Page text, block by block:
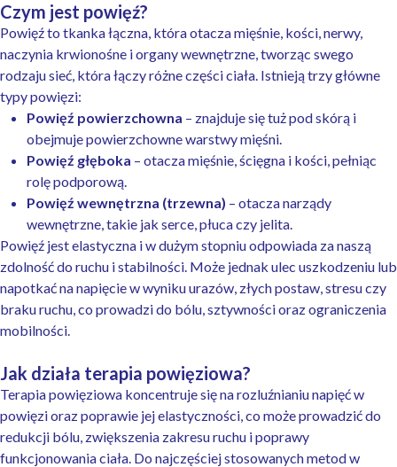
Czym jest powięź?
Powięź to tkanka łączna, która otacza mięśnie, kości, nerwy,
naczynia krwionośne i organy wewnętrzne, tworząc swego
rodzaju sieć, która łączy różne części ciała. Istnieją trzy główne
typy powięzi:
Powięź powierzchowna – znajduje się tuż pod skórą i
obejmuje powierzchowne warstwy mięśni.
Powięź głęboka – otacza mięśnie, ścięgna i kości, pełniąc
rolę podporową.
Powięź wewnętrzna (trzewna) – otacza narządy
wewnętrzne, takie jak serce, płuca czy jelita.
Powięź jest elastyczna i w dużym stopniu odpowiada za naszą
zdolność do ruchu i stabilności. Może jednak ulec uszkodzeniu lub
napotkać na napięcie w wyniku urazów, złych postaw, stresu czy
braku ruchu, co prowadzi do bólu, sztywności oraz ograniczenia
mobilności.
Jak działa terapia powięziowa?
Terapia powięziowa koncentruje się na rozluźnianiu napięć w
powięzi oraz poprawie jej elastyczności, co może prowadzić do
redukcji bólu, zwiększenia zakresu ruchu i poprawy
funkcjonowania ciała. Do najczęściej stosowanych metod w